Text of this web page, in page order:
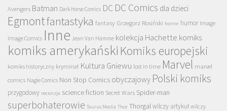
Avengers Batman Dark Horse Comics DC DC Comics dla dzieci
Egmontfantastyka fantasy Grzegorz Rosiński horror humor Image
Image Comics Inne Jean Van Hamme kolekcja Hachette komiks
komiks amerykański Komiks europejski
komiks historyczny kryminał Kultura Gniewu lost in time Marvel marvel
comics Nagle Comics Non Stop Comics obyczajowy Polski komiks
przygodowy recenzja science fiction Secret Wars Spider-man
superbohaterowie Taurus Media Thor Thorgal wilczy artykuł wilczy